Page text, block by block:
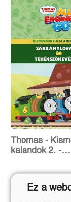
Thomas -
kalandok 2. -
Eredeti ár:
Ez a